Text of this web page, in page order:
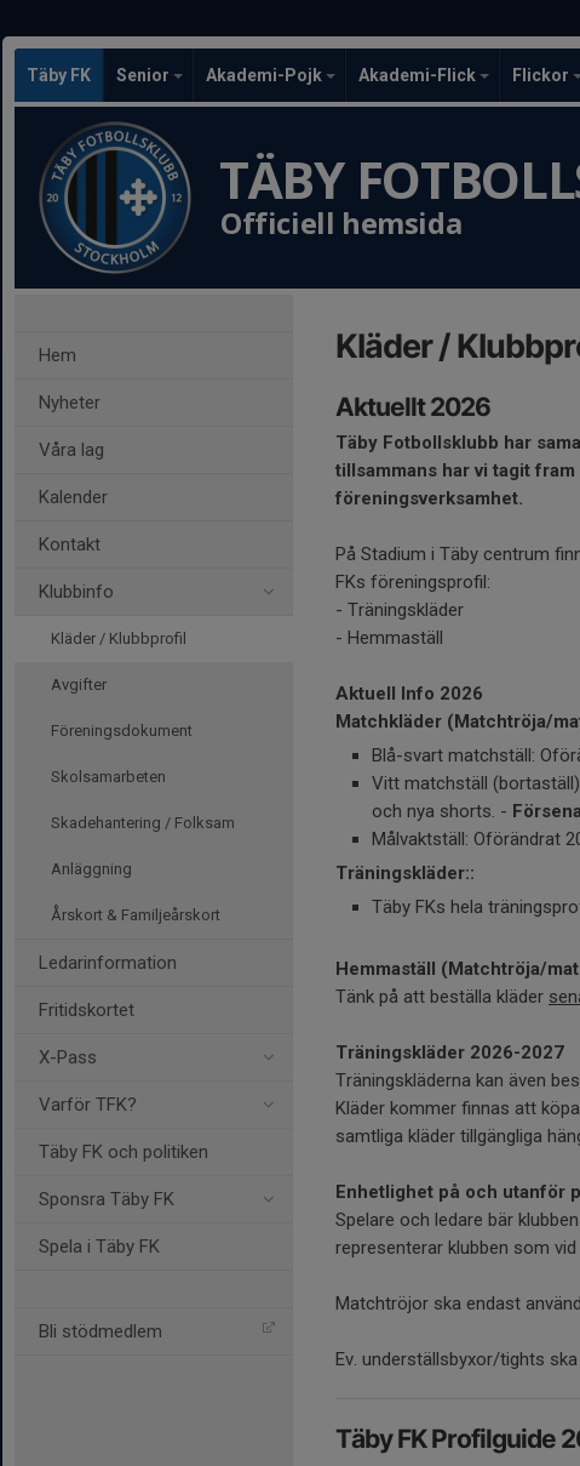
Täby FK Senior Akademi-Pojk Akademi-Flick Flickor
TÄBY
Officiell hemsida
Hem
Nyheter
Våra lag
Kalender
Kontakt
Klubbinfo
Kläder / Klubbprofil
Avgifter
Föreningsdokument
Skolsamarbeten
Skadehantering / Folksam
Anläggning
Årskort & Familjeårskort
Ledarinformation
Fritidskortet
X-Pass
Varför TFK?
Täby FK och politiken
Sponsra Täby FK
Spela i Täby FK
Bli stödmedlem
Kläder /
Aktuellt 2026
Täby Fotbollsklubb har
tillsammans har vi tagit
föreningsverksamhet.
På Stadium i Täby centrum
FKs föreningsprofil:
- Träningskläder
- Hemmaställ
Aktuell Info 2026
Matchkläder (Matchtröja/
Blå-svart matchställ:
Vitt matchställ
och nya shorts. -
Målvaktställ: Oförändrat
Träningskläder::
Täby FKs hela
Hemmaställ (Matchtröja/
Tänk på att beställa kläder
Träningskläder 2026-2027
Träningskläderna kan även
Kläder kommer finnas att
samtliga kläder tillgängliga
Enhetlighet på och utanför
Spelare och ledare bär
representerar klubben som
Matchtröjor ska endast
Ev. underställsbyxor/tights
Täby FK Profilguide